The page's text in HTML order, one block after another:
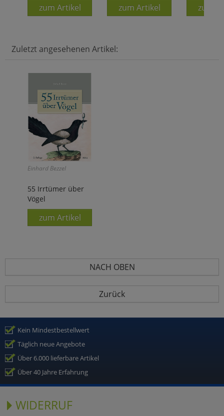
zum Artikel zum Artikel zum
Zuletzt angesehenen Artikel:
Einhard Bezzel
55 Irrtümer über
Vögel
zum Artikel
NACH OBEN
Zurück
Kein Mindestbestellwert
Täglich neue Angebote
Über 6.000 lieferbare Artikel
Über 40 Jahre Erfahrung
WIDERRUF